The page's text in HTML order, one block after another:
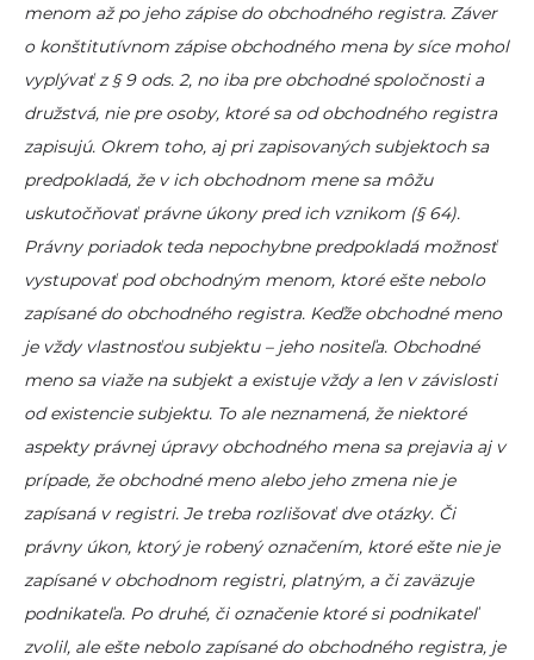
menom až po jeho zápise do obchodného registra. Záver
o konštitutívnom zápise obchodného mena by síce mohol
vyplývať z § 9 ods. 2, no iba pre obchodné spoločnosti a
družstvá, nie pre osoby, ktoré sa od obchodného registra
zapisujú. Okrem toho, aj pri zapisovaných subjektoch sa
predpokladá, že v ich obchodnom mene sa môžu
uskutočňovať právne úkony pred ich vznikom (§ 64).
Právny poriadok teda nepochybne predpokladá možnosť
vystupovať pod obchodným menom, ktoré ešte nebolo
zapísané do obchodného registra. Keďže obchodné meno
je vždy vlastnosťou subjektu – jeho nositeľa. Obchodné
meno sa viaže na subjekt a existuje vždy a len v závislosti
od existencie subjektu. To ale neznamená, že niektoré
aspekty právnej úpravy obchodného mena sa prejavia aj v
prípade, že obchodné meno alebo jeho zmena nie je
zapísaná v registri. Je treba rozlišovať dve otázky. Či
právny úkon, ktorý je robený označením, ktoré ešte nie je
zapísané v obchodnom registri, platným, a či zaväzuje
podnikateľa. Po druhé, či označenie ktoré si podnikateľ
zvolil, ale ešte nebolo zapísané do obchodného registra, je